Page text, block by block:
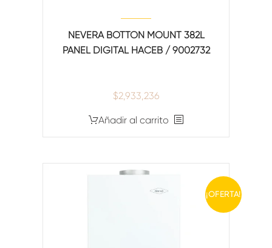
NEVERA BOTTON MOUNT 382L
PANEL DIGITAL HACEB / 9002732
$2,933,236
Añadir al carrito
¡OFERTA!